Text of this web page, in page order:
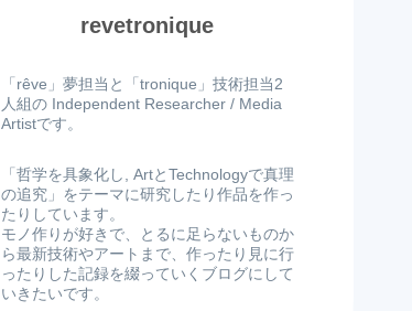
revetronique
「rêve」夢担当と「tronique」技術担当2
人組の Independent Researcher / Media
Artistです。
「哲学を具象化し, ArtとTechnologyで真理
の追究」をテーマに研究したり作品を作っ
たりしています。
モノ作りが好きで、とるに足らないものか
ら最新技術やアートまで、作ったり見に行
ったりした記録を綴っていくブログにして
いきたいです。